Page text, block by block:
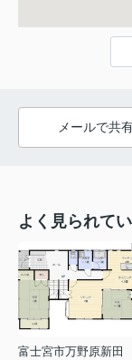
メールで共
よく見られて
富士宮市万野原新田